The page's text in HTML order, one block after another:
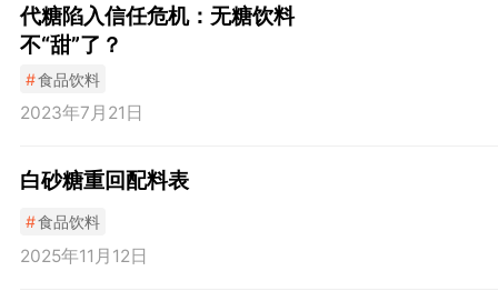
代糖陷入信任危机：无糖饮料
不“甜”了？
#食品饮料
2023年7月21日
白砂糖重回配料表
#食品饮料
2025年11月12日